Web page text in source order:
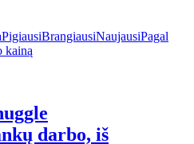
PigiausiBrangiausiNaujausiPagal
kainą
darbo, iš